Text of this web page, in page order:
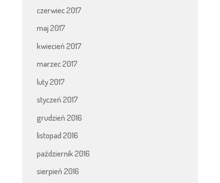
czerwiec 2017
maj 2017
kwiecień 2017
marzec 2017
luty 2017
styczeń 2017
grudzień 2016
listopad 2016
październik 2016
sierpień 2016